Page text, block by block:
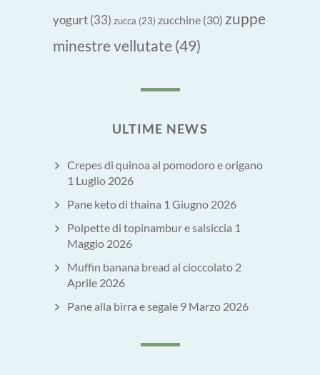
yogurt(33) zucca (23) zucchine (30) zuppe
minestre vellutate (49)
ULTIME NEWS
Crepes di quinoa al pomodoro e origano
1 Luglio 2026
Pane keto di thaina 1 Giugno 2026
Polpette di topinambur e salsiccia 1
Maggio 2026
Muffin banana bread al cioccolato 2
Aprile 2026
Pane alla birra e segale 9 Marzo 2026